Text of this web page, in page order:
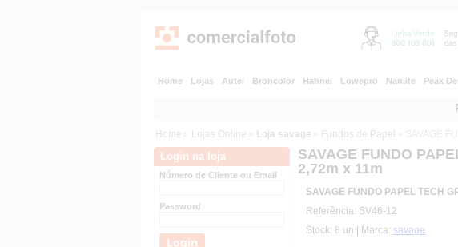
Home Lojas Autel Broncolor Hähnel Lowepro Nanlite Peak
Home » Lojas Online » Loja savage » Fundos de Papel » SAVAGE
Login na loja
Número de Cliente ou Email
Password
SAVAGE FUNDO
2,72m x 11m
SAVAGE FUNDO PAPEL TECH
Referência: SV46-12
Stock: 8 un | Marca: savage